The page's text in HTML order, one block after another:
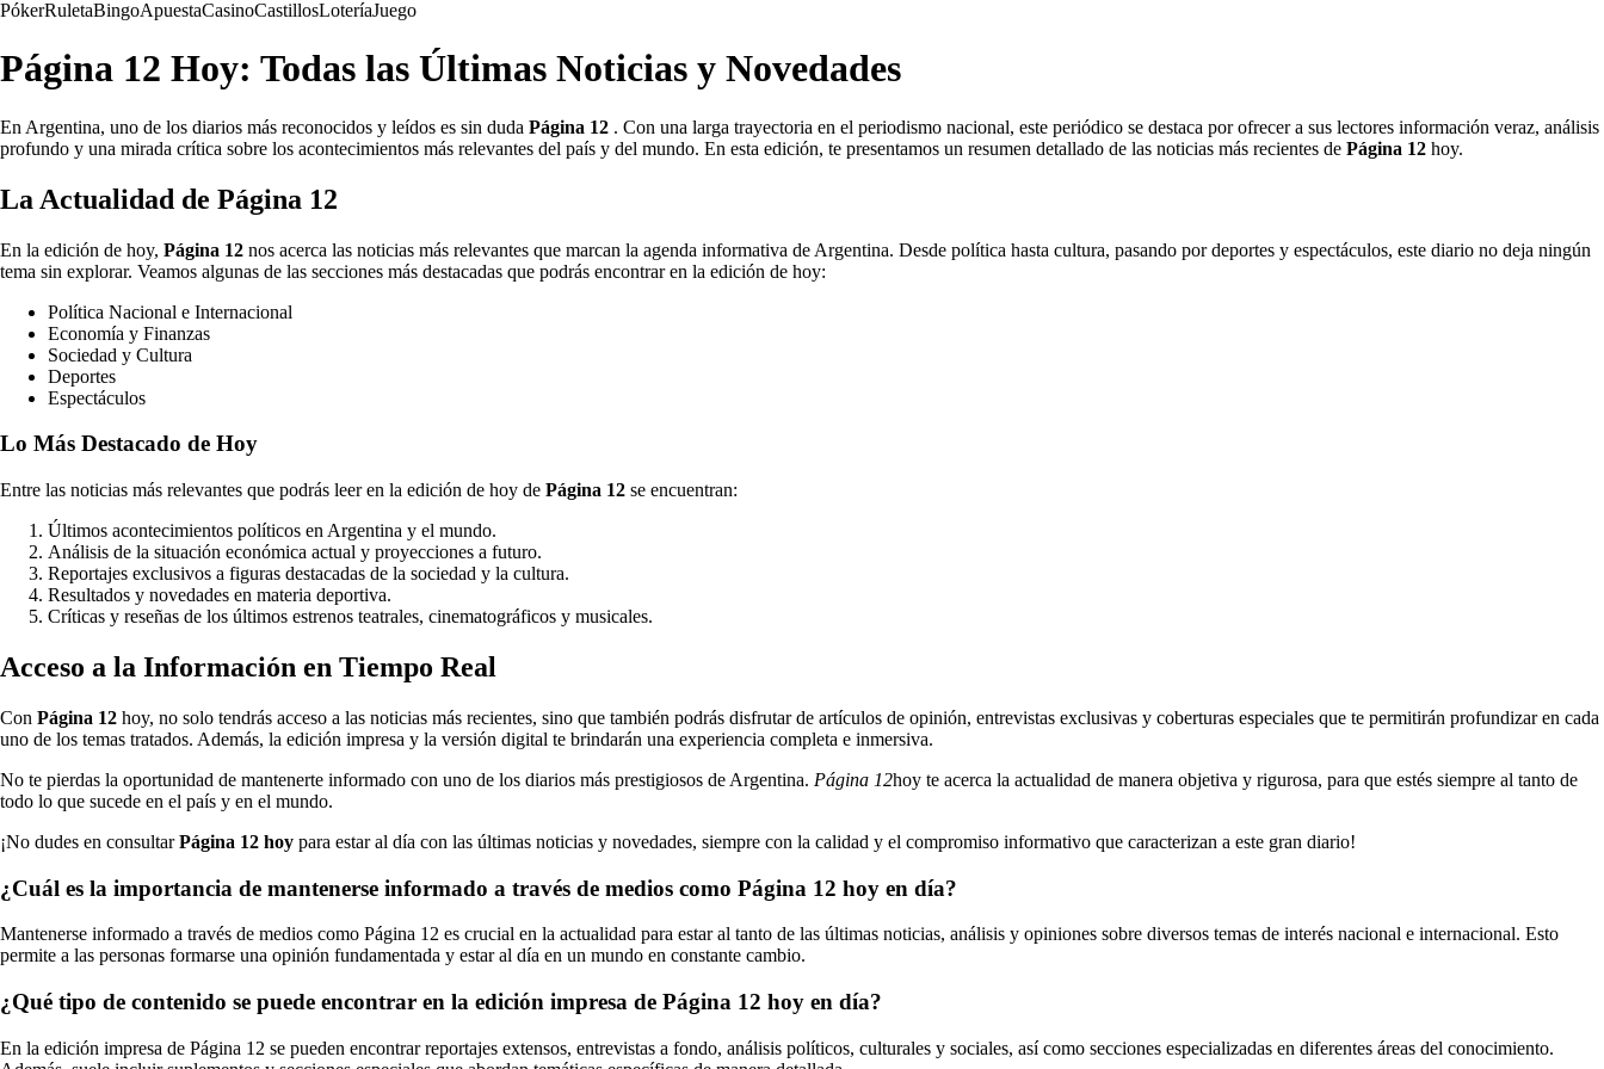
PókerRuletaBingoApuestaCasinoCastillosLoteríaJuego
Página 12 Hoy: Todas las Últimas Noticias y Novedades
En Argentina, uno de los diarios más reconocidos y leídos es sin duda Página 12 . Con una larga trayectoria en el periodismo nacional, este periódico se destaca por ofrecer a sus lectores información veraz, análisis
profundo y una mirada crítica sobre los acontecimientos más relevantes del país y del mundo. En esta edición, te presentamos un resumen detallado de las noticias más recientes de Página 12 hoy.
La Actualidad de Página 12
En la edición de hoy, Página 12 nos acerca las noticias más relevantes que marcan la agenda informativa de Argentina. Desde política hasta cultura, pasando por deportes y espectáculos, este diario no deja ningún
tema sin explorar. Veamos algunas de las secciones más destacadas que podrás encontrar en la edición de hoy:
Política Nacional e Internacional
Economía y Finanzas
Sociedad y Cultura
Deportes
Espectáculos
Lo Más Destacado de Hoy
Entre las noticias más relevantes que podrás leer en la edición de hoy de Página 12 se encuentran:
Últimos acontecimientos políticos en Argentina y el mundo.
Análisis de la situación económica actual y proyecciones a futuro.
Reportajes exclusivos a figuras destacadas de la sociedad y la cultura.
Resultados y novedades en materia deportiva.
Críticas y reseñas de los últimos estrenos teatrales, cinematográficos y musicales.
Acceso a la Información en Tiempo Real
Con Página 12 hoy, no solo tendrás acceso a las noticias más recientes, sino que también podrás disfrutar de artículos de opinión, entrevistas exclusivas y coberturas especiales que te permitirán profundizar en cada
uno de los temas tratados. Además, la edición impresa y la versión digital te brindarán una experiencia completa e inmersiva.
No te pierdas la oportunidad de mantenerte informado con uno de los diarios más prestigiosos de Argentina. Página 12hoy te acerca la actualidad de manera objetiva y rigurosa, para que estés siempre al tanto de
todo lo que sucede en el país y en el mundo.
¡No dudes en consultarPágina 12 hoy para estar al día con las últimas noticias y novedades, siempre con la calidad y el compromiso informativo que caracterizan a este gran diario!
¿Cuál es la importancia de mantenerse informado a través de medios como Página 12 hoy en día?
Mantenerse informado a través de medios como Página 12 es crucial en la actualidad para estar al tanto de las últimas noticias, análisis y opiniones sobre diversos temas de interés nacional e internacional. Esto
permite a las personas formarse una opinión fundamentada y estar al día en un mundo en constante cambio.
¿Qué tipo de contenido se puede encontrar en la edición impresa de Página 12 hoy en día?
En la edición impresa de Página 12 se pueden encontrar reportajes extensos, entrevistas a fondo, análisis políticos, culturales y sociales, así como secciones especializadas en diferentes áreas del conocimiento.